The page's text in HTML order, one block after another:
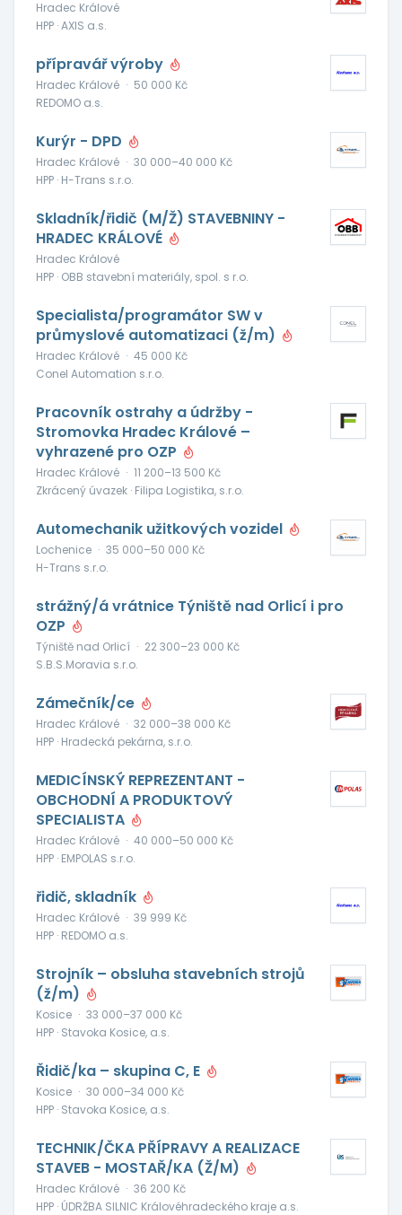
Hradec Králové
HPP · AXIS a.s.
přípravář výroby
Hradec Králové · 50 000 Kč
REDOMO a.s.
Kurýr - DPD
Hradec Králové · 30 000–40 000 Kč
HPP · H-Trans s.r.o.
Skladník/řidič (M/Ž) STAVEBNINY -
HRADEC KRÁLOVÉ
Hradec Králové
HPP · OBB stavební materiály, spol. s r.o.
Specialista/programátor SW v
průmyslové automatizaci (ž/m)
Hradec Králové · 45 000 Kč
Conel Automation s.r.o.
Pracovník ostrahy a údržby -
Stromovka Hradec Králové –
vyhrazené pro OZP
Hradec Králové · 11 200–13 500 Kč
Zkrácený úvazek · Filipa Logistika, s.r.o.
Automechanik užitkových vozidel
Lochenice · 35 000–50 000 Kč
H-Trans s.r.o.
strážný/á vrátnice Týniště nad Orlicí i pro
OZP
Týniště nad Orlicí · 22 300–23 000 Kč
S.B.S.Moravia s.r.o.
Zámečník/ce
Hradec Králové · 32 000–38 000 Kč
HPP · Hradecká pekárna, s.r.o.
MEDICÍNSKÝ REPREZENTANT -
OBCHODNÍ A PRODUKTOVÝ
SPECIALISTA
Hradec Králové · 40 000–50 000 Kč
HPP · EMPOLAS s.r.o.
řidič, skladník
Hradec Králové · 39 999 Kč
HPP · REDOMO a.s.
Strojník – obsluha stavebních strojů
(ž/m)
Kosice · 33 000–37 000 Kč
HPP · Stavoka Kosice, a.s.
Řidič/ka – skupina C, E
Kosice · 30 000–34 000 Kč
HPP · Stavoka Kosice, a.s.
TECHNIK/ČKA PŘÍPRAVY A REALIZACE
STAVEB - MOSTAŘ/KA (Ž/M)
Hradec Králové · 36 200 Kč
HPP · ÚDRŽBA SILNIC Královéhradeckého kraje a.s.